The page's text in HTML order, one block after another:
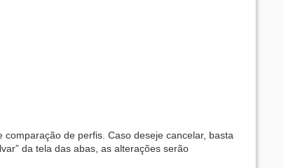
de perfis. Caso deseje cancelar, basta
da tela das abas, as alterações serão